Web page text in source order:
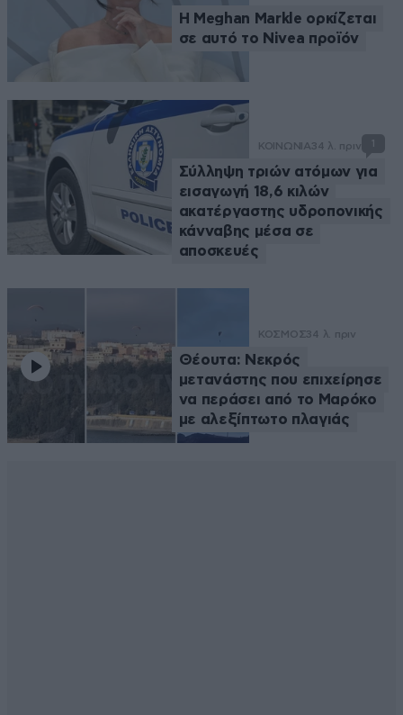
Η Meghan Markle ορκίζεται
σε αυτό το Nivea προϊόν
ΚΟΙΝΩΝΙΑ34 λ. πριν 1
Σύλληψη τριών ατόμων για
εισαγωγή 18,6 κιλών
ακατέργαστης υδροπονικής
κάνναβης μέσα σε
αποσκευές
ΚΟΣΜΟΣ34 λ. πριν
Θέουτα: Νεκρός
μετανάστης που επιχείρησε
να περάσει από το Μαρόκο
με αλεξίπτωτο πλαγιάς